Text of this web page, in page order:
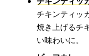
チキンティッ
焼き上げるチ
い味わいに。